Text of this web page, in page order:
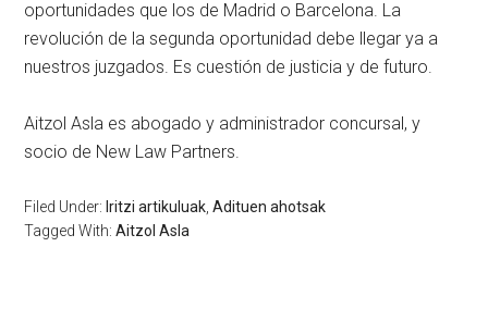
oportunidades que los de Madrid o Barcelona. La
revolución de la segunda oportunidad debe llegar ya a
nuestros juzgados. Es cuestión de justicia y de futuro.
Aitzol Asla es abogado y administrador concursal, y
socio de New Law Partners
Filed Under: Iritzi artikuluak ,Adituen ahotsak
Tagged With:Aitzol Asla